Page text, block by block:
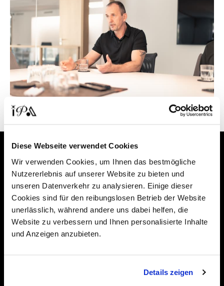
Diese Webseite verwendet Cookies
Wir verwenden Cookies, um Ihnen das bestmögliche
Nutzererlebnis auf unserer Website zu bieten und
unseren Datenverkehr zu analysieren. Einige dieser
Cookies sind für den reibungslosen Betrieb der Website
unerlässlich, während andere uns dabei helfen, die
Website zu verbessern und Ihnen personalisierte Inhalte
und Anzeigen anzubieten.
Details zeigen
Für Unternehmen
Karriereberatung